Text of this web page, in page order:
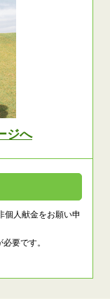
ジへ
個人献金をお願い申
要です。